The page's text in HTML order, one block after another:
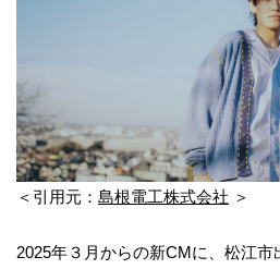
＜引用元： 島根電工株式会社 ＞
2025年３月からの新CMに、松江市